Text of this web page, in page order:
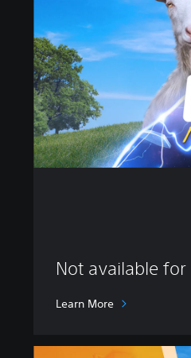
i
t
i
o
n
Not available for
Learn More